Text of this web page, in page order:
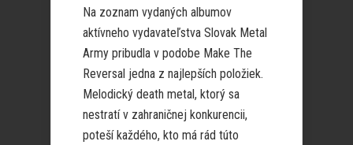
Na zoznam vydaných albumov
aktívneho vydavateľstva Slovak Metal
Army pribudla v podobe Make The
Reversal jedna z najlepších položiek.
Melodický death metal, ktorý sa
nestratí v zahraničnej konkurencii,
poteší každého, kto má rád túto